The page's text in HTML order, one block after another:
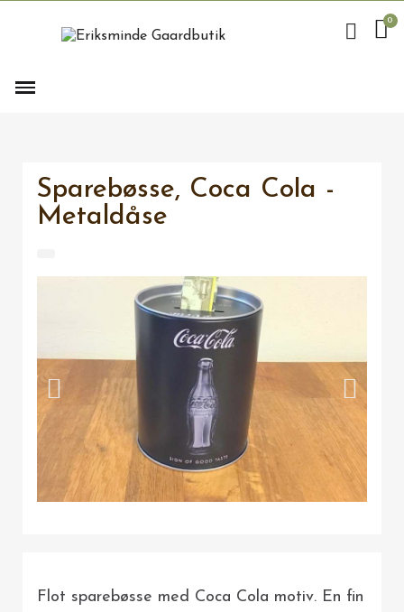
Sparebøsse, Coca Cola -
Metaldåse
Flot sparebøsse med Coca Cola motiv. En fin